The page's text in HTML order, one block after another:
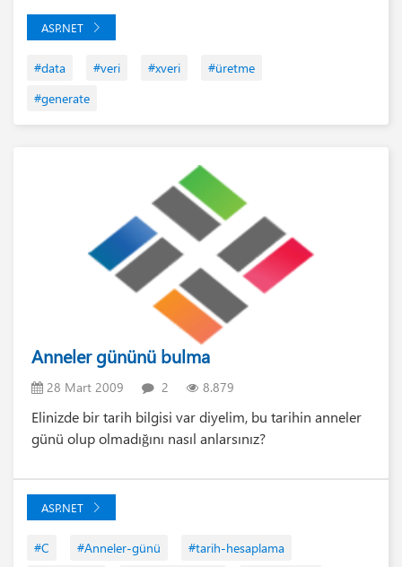
ASP.NET
#data #veri #xveri
#üretme
#generate
Anneler gününü bulma
28 Mart 2009 2 8.879
Elinizde bir tarih bilgisi var diyelim, bu tarihin anneler
günü olup olmadığını nasıl anlarsınız?
ASP.NET
#C #Anneler-günü
#tarih-hesaplama